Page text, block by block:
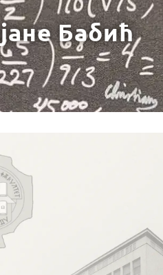
Бабић